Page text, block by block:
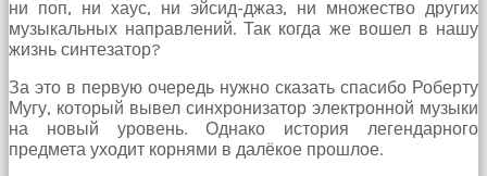
gittiğimde
tombul
annesinin
bakmaktan
hiç
bir
şeye
ни поп, ни хаус, ни эйсид-джаз, ни множество других
музыкальных направлений. Так когда же вошел в нашу
жизнь синтезатор?
За это в первую очередь нужно сказать спасибо Роберту
Мугу, который вывел синхронизатор электронной музыки
на новый уровень. Однако история легендарного
предмета уходит корнями в далёкое прошлое.